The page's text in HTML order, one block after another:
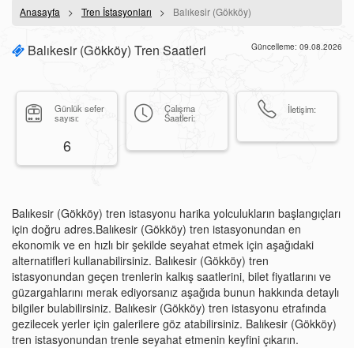
Anasayfa Tren İstasyonları Balıkesir (Gökköy)
Balıkesir (Gökköy) Tren Saatleri Güncelleme: 09.08.2026
Günlük sefer
sayısı:
6
Çalışma
Saatleri:
İletişim:
Balıkesir (Gökköy) tren istasyonu harika yolculukların başlangıçları
için doğru adres.Balıkesir (Gökköy) tren istasyonundan en
ekonomik ve en hızlı bir şekilde seyahat etmek için aşağıdaki
alternatifleri kullanabilirsiniz. Balıkesir (Gökköy) tren
istasyonundan geçen trenlerin kalkış saatlerini, bilet fiyatlarını ve
güzargahlarını merak ediyorsanız aşağıda bunun hakkında detaylı
bilgiler bulabilirsiniz. Balıkesir (Gökköy) tren istasyonu etrafında
gezilecek yerler için galerilere göz atabilirsiniz. Balıkesir (Gökköy)
tren istasyonundan trenle seyahat etmenin keyfini çıkarın.